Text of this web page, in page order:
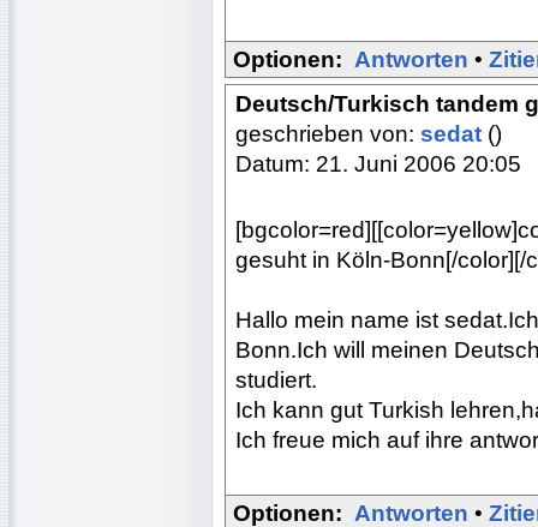
Optionen: Antworten •
Deutsch/Turkisch tandem
geschrieben von: sedat ()
Datum: 21. Juni 2006 20:05
gesuht in Köln-Bonn[/color][/
Hallo mein name ist
Bonn.Ich will meinen
studiert.
Ich kann gut Turkish
Ich freue mich auf ihre
Optionen: Antworten •